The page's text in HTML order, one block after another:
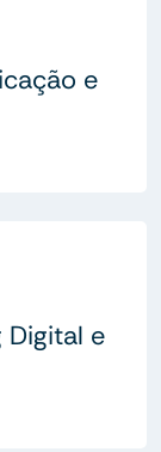
e
Digital e